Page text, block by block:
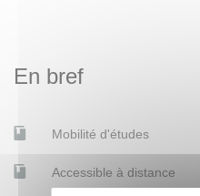
En bref
Mobilité d'études
Accessible à distance